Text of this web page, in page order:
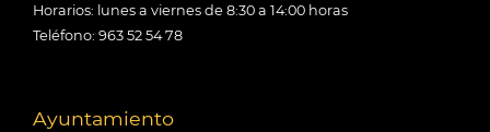
Horarios: lunes a viernes de 8:30 a 14:00 horas
Teléfono: 963 52 54 78
Ayuntamiento